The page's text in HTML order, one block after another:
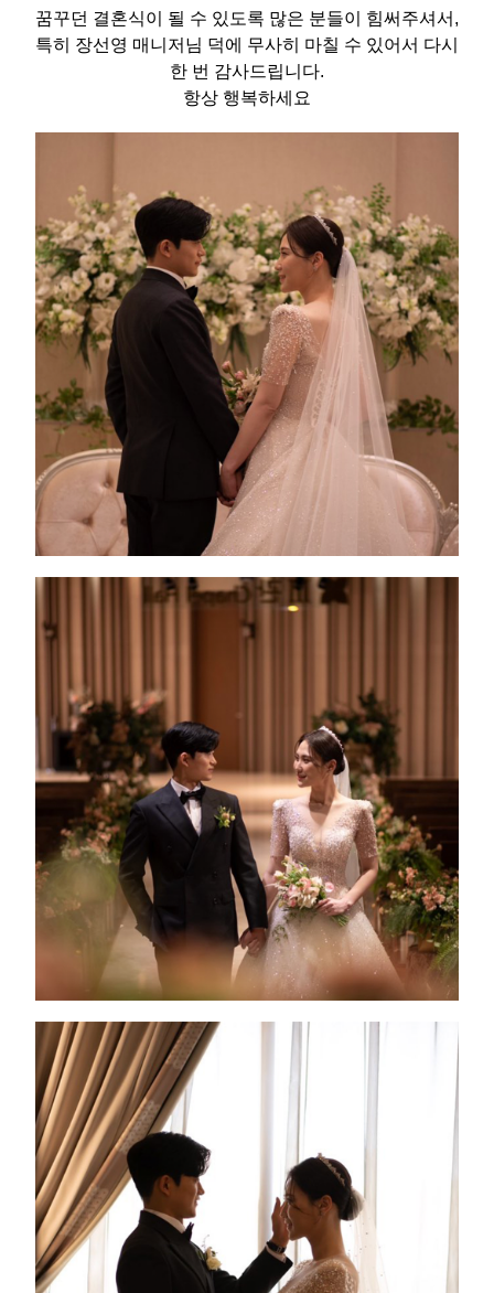
꿈꾸던 결혼식이 될 수 있도록 많은 분들이 힘써주셔서,
특히 장선영 매니저님 덕에 무사히 마칠 수 있어서 다시
한 번 감사드립니다.
항상 행복하세요